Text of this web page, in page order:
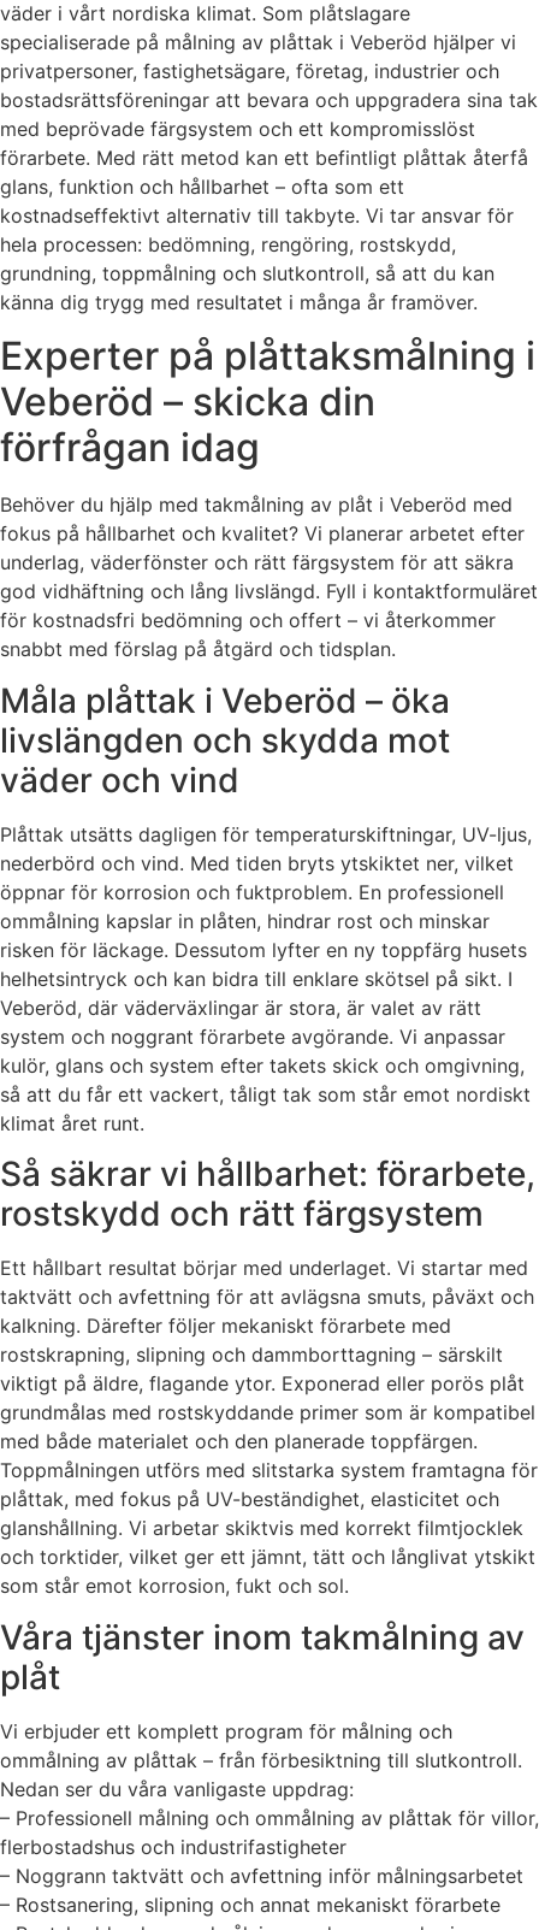
väder i vårt nordiska klimat. Som plåtslagare
specialiserade på målning av plåttak i Veberöd hjälper vi
privatpersoner, fastighetsägare, företag, industrier och
bostadsrättsföreningar att bevara och uppgradera sina tak
med beprövade färgsystem och ett kompromisslöst
förarbete. Med rätt metod kan ett befintligt plåttak återfå
glans, funktion och hållbarhet – ofta som ett
kostnadseffektivt alternativ till takbyte. Vi tar ansvar för
hela processen: bedömning, rengöring, rostskydd,
grundning, toppmålning och slutkontroll, så att du kan
känna dig trygg med resultatet i många år framöver.
Experter på plåttaksmålning i
Veberöd – skicka din
förfrågan idag
Behöver du hjälp med takmålning av plåt i Veberöd med
fokus på hållbarhet och kvalitet? Vi planerar arbetet efter
underlag, väderfönster och rätt färgsystem för att säkra
god vidhäftning och lång livslängd. Fyll i kontaktformuläret
för kostnadsfri bedömning och offert – vi återkommer
snabbt med förslag på åtgärd och tidsplan.
Måla plåttak i Veberöd – öka
livslängden och skydda mot
väder och vind
Plåttak utsätts dagligen för temperaturskiftningar, UV-ljus,
nederbörd och vind. Med tiden bryts ytskiktet ner, vilket
öppnar för korrosion och fuktproblem. En professionell
ommålning kapslar in plåten, hindrar rost och minskar
risken för läckage. Dessutom lyfter en ny toppfärg husets
helhetsintryck och kan bidra till enklare skötsel på sikt. I
Veberöd, där väderväxlingar är stora, är valet av rätt
system och noggrant förarbete avgörande. Vi anpassar
kulör, glans och system efter takets skick och omgivning,
så att du får ett vackert, tåligt tak som står emot nordiskt
klimat året runt.
Så säkrar vi hållbarhet: förarbete,
rostskydd och rätt färgsystem
Ett hållbart resultat börjar med underlaget. Vi startar med
taktvätt och avfettning för att avlägsna smuts, påväxt och
kalkning. Därefter följer mekaniskt förarbete med
rostskrapning, slipning och dammborttagning – särskilt
viktigt på äldre, flagande ytor. Exponerad eller porös plåt
grundmålas med rostskyddande primer som är kompatibel
med både materialet och den planerade toppfärgen.
Toppmålningen utförs med slitstarka system framtagna för
plåttak, med fokus på UV-beständighet, elasticitet och
glanshållning. Vi arbetar skiktvis med korrekt filmtjocklek
och torktider, vilket ger ett jämnt, tätt och långlivat ytskikt
som står emot korrosion, fukt och sol.
Våra tjänster inom takmålning av
plåt
Vi erbjuder ett komplett program för målning och
ommålning av plåttak – från förbesiktning till slutkontroll.
Nedan ser du våra vanligaste uppdrag:
– Professionell målning och ommålning av plåttak för villor,
flerbostadshus och industrifastigheter
– Noggrann taktvätt och avfettning inför målningsarbetet
– Rostsanering, slipning och annat mekaniskt förarbete